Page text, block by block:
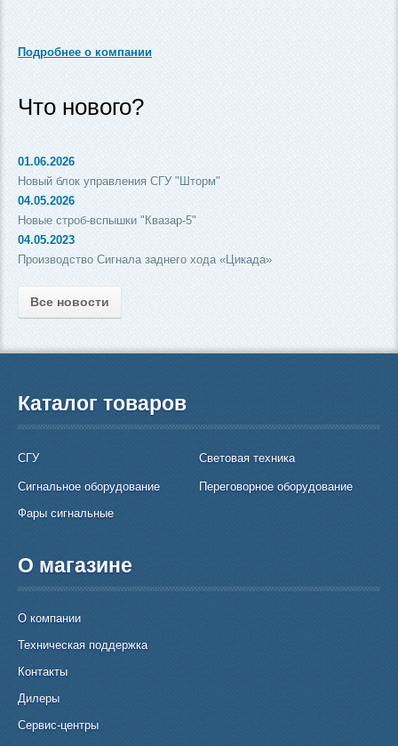
Подробнее о компании
Что нового?
01.06.2026
Новый блок управления СГУ "Шторм"
04.05.2026
Новые строб-вспышки "Квазар-5"
04.05.2023
Производство Сигнала заднего хода «Цикада»
Все новости
Каталог товаров
СГУ Световая техника
Сигнальное оборудование
Переговорное оборудование
Фары сигнальные
О магазине
О компании
Техническая поддержка
Контакты
Дилеры
Сервис-центры